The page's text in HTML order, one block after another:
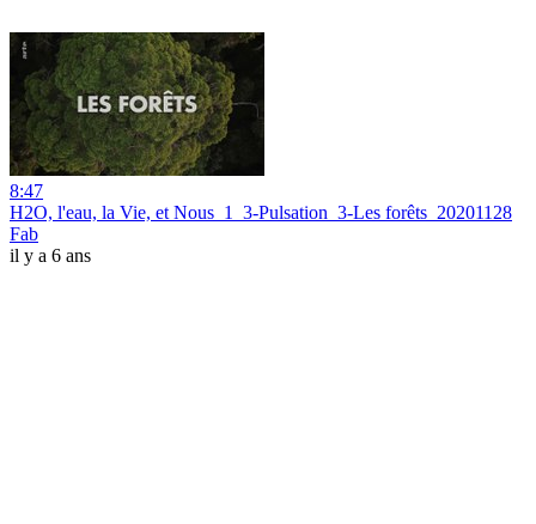
8:47
H2O, l'eau, la Vie, et Nous_1_3-Pulsation_3-Les forêts_20201128
Fab
il y a 6 ans